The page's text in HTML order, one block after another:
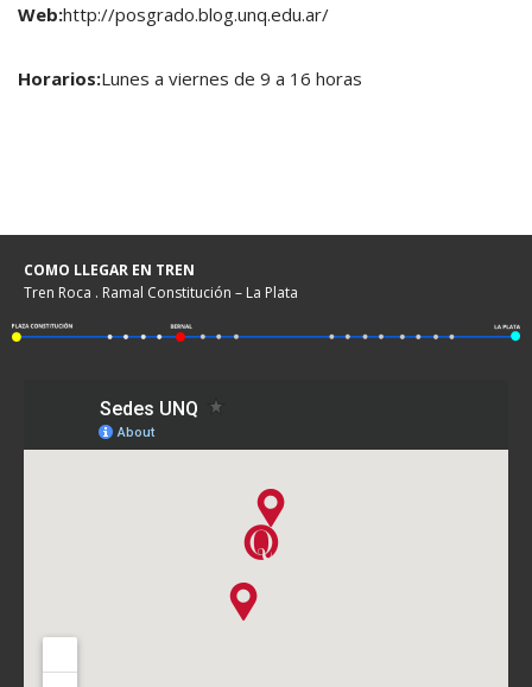
Web:http://posgrado.blog.unq.edu.ar/
Horarios:Lunes a viernes de 9 a 16 horas
COMO LLEGAR EN TREN
Tren Roca . Ramal Constitución – La Plata